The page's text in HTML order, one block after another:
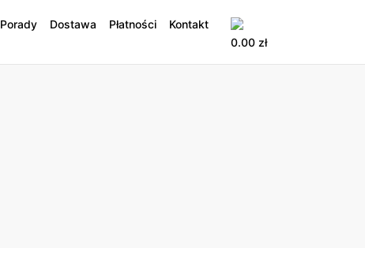
Porady Dostawa Płatności
Kontakt
0.00 zł